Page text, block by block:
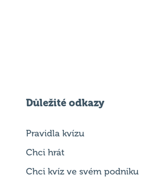
Důležité odkazy
Pravidla kvízu
Chci hrát
Chci kvíz ve svém podniku